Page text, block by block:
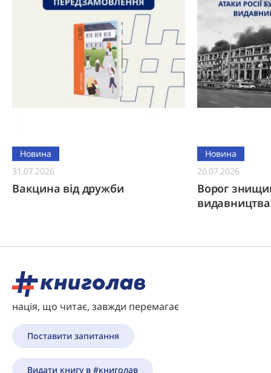
Новина
31.07.2026
Вакцина від дружби
Новина
20.07.2026
Ворог
видавництва
нація, що читає, завжди перемагає
Поставити запитання
Видати книгу в #книголав